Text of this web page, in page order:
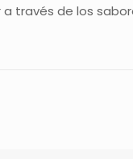
través de los